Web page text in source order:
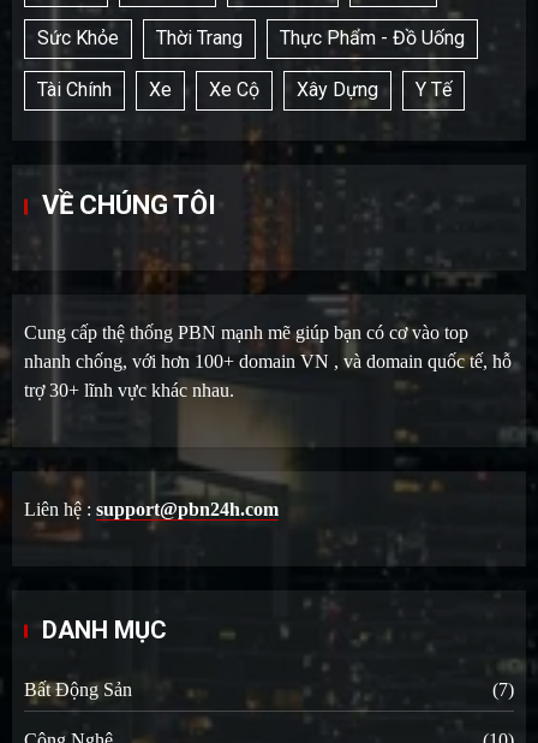
Sức Khỏe Thời Trang Thực Phẩm - Đồ Uống
Tài Chính Xe Xe Cộ Xây Dựng Y Tế
VỀ CHÚNG TÔI
Cung cấp thệ thống PBN mạnh mẽ giúp bạn có cơ vào top
nhanh chống, với hơn 100+ domain VN , và domain quốc tế, hỗ
trợ 30+ lĩnh vực khác nhau.
Liên hệ : support@pbn24h.com
DANH MỤC
Bất Động Sản (7)